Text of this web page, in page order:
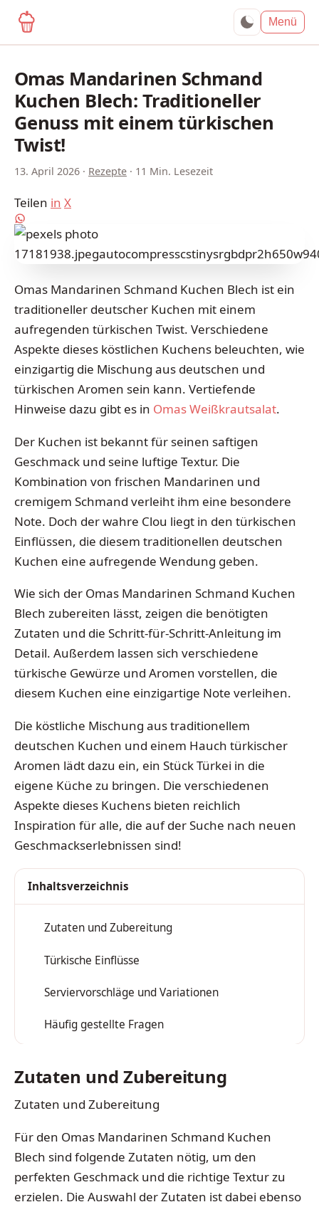
Menü
Omas Mandarinen Schmand
Kuchen Blech: Traditioneller
Genuss mit einem türkischen
Twist!
13. April 2026 · Rezepte · 11 Min. Lesezeit
Teilen in X
Omas Mandarinen Schmand Kuchen Blech ist ein
traditioneller deutscher Kuchen mit einem
aufregenden türkischen Twist. Verschiedene
Aspekte dieses köstlichen Kuchens beleuchten, wie
einzigartig die Mischung aus deutschen und
türkischen Aromen sein kann. Vertiefende
Hinweise dazu gibt es in Omas Weißkrautsalat.
Der Kuchen ist bekannt für seinen saftigen
Geschmack und seine luftige Textur. Die
Kombination von frischen Mandarinen und
cremigem Schmand verleiht ihm eine besondere
Note. Doch der wahre Clou liegt in den türkischen
Einflüssen, die diesem traditionellen deutschen
Kuchen eine aufregende Wendung geben.
Wie sich der Omas Mandarinen Schmand Kuchen
Blech zubereiten lässt, zeigen die benötigten
Zutaten und die Schritt-für-Schritt-Anleitung im
Detail. Außerdem lassen sich verschiedene
türkische Gewürze und Aromen vorstellen, die
diesem Kuchen eine einzigartige Note verleihen.
Die köstliche Mischung aus traditionellem
deutschen Kuchen und einem Hauch türkischer
Aromen lädt dazu ein, ein Stück Türkei in die
eigene Küche zu bringen. Die verschiedenen
Aspekte dieses Kuchens bieten reichlich
Inspiration für alle, die auf der Suche nach neuen
Geschmackserlebnissen sind!
Inhaltsverzeichnis
Zutaten und Zubereitung
Türkische Einflüsse
Serviervorschläge und Variationen
Häufig gestellte Fragen
Zutaten und Zubereitung
Zutaten und Zubereitung
Für den Omas Mandarinen Schmand Kuchen
Blech sind folgende Zutaten nötig, um den
perfekten Geschmack und die richtige Textur zu
erzielen. Die Auswahl der Zutaten ist dabei ebenso